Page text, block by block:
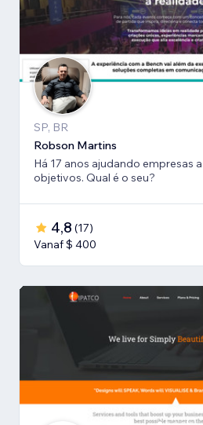
SP, BR
Robson Martins
Há 17 anos ajudando empresas
objetivos. Qual é o seu?
4,8 (17)
Vanaf $ 400